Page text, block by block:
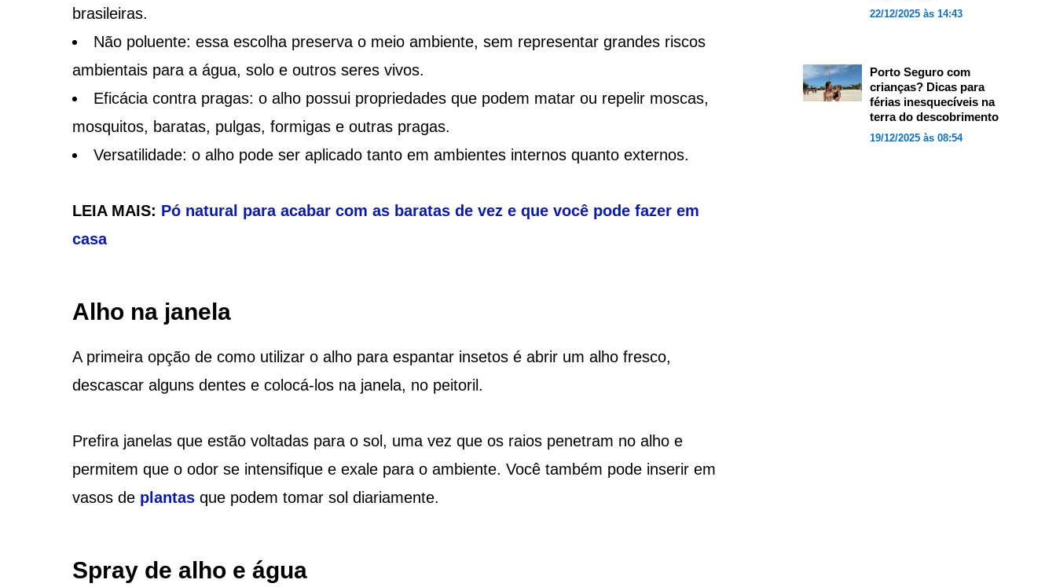
brasileiras.
Não poluente: essa escolha preserva o meio ambiente, sem representar grandes riscos
ambientais para a água, solo e outros seres vivos.
Eficácia contra pragas: o alho possui propriedades que podem matar ou repelir moscas,
mosquitos, baratas, pulgas, formigas e outras pragas.
Versatilidade: o alho pode ser aplicado tanto em ambientes internos quanto externos.
LEIA MAIS: Pó natural para acabar com as baratas de vez e que você pode fazer em
casa
Alho na janela
A primeira opção de como utilizar o alho para espantar insetos é abrir um alho fresco,
descascar alguns dentes e colocá-los na janela, no peitoril.
Prefira janelas que estão voltadas para o sol, uma vez que os raios penetram no alho e
permitem que o odor se intensifique e exale para o ambiente. Você também pode inserir em
vasos de plantasque podem tomar sol diariamente.
Spray de alho e água
22/12/2025 às 14:43
Porto Seguro com
crianças? Dicas para
férias inesquecíveis na
terra do descobrimento
19/12/2025 às 08:54